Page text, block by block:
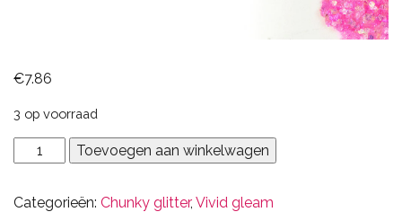
€7.86
3 op voorraad
Vivid
Princess
Toevoegen aan winkelwagen
Categorieën: Chunky glitter, Vivid gleam